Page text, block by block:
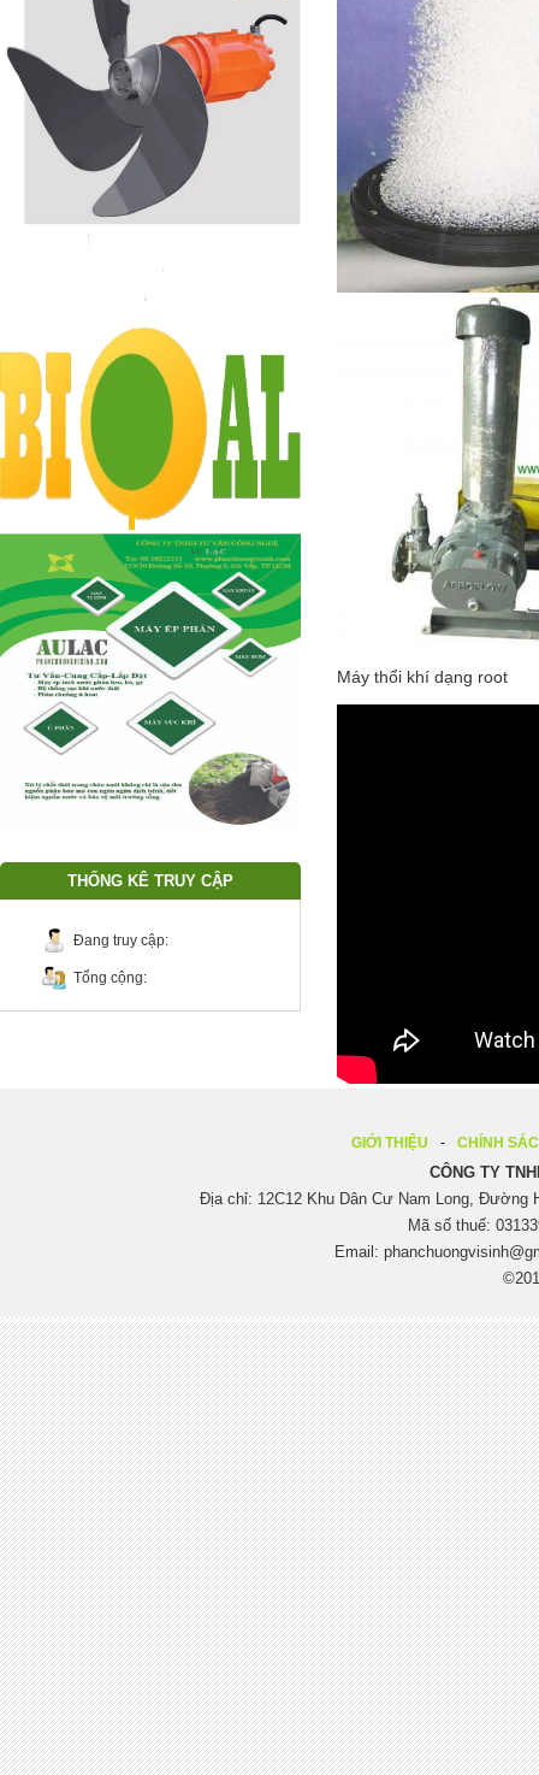
Máy thổi khí dạng root
THỐNG KÊ TRUY CẬP
Đang truy cập:
Tổng cộng:
GIỚI THIỆU CHÍNH
CÔNG TY
Địa chỉ: 12C12 Khu Dân Cư Nam Long, Đường
Mã số thuế:
Email: